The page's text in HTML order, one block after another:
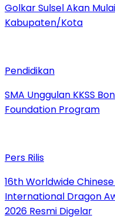
Golkar Sulsel Akan
Kabupaten/Kota
Pendidikan
SMA Unggulan KKSS
Foundation Program
Pers Rilis
16th Worldwide
International Dragon
2026 Resmi Digelar